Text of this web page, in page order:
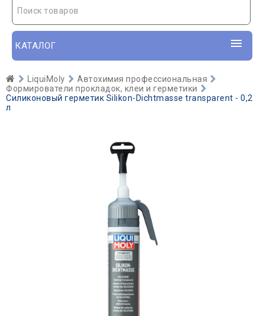
Поиск товаров
КАТАЛОГ
LiquiMoly
Автохимия профессиональная
Формирователи прокладок, клеи и герметики
Силиконовый герметик Silikon-Dichtmasse transparent - 0,2
л